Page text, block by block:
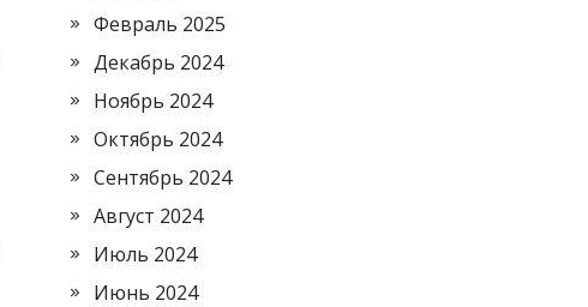
Февраль 2025
Декабрь 2024
Ноябрь 2024
Октябрь 2024
Сентябрь 2024
Август 2024
Июль 2024
Июнь 2024